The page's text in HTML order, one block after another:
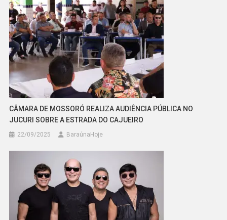
CÂMARA DE MOSSORÓ REALIZA AUDIÊNCIA PÚBLICA NO
JUCURI SOBRE A ESTRADA DO CAJUEIRO
22/09/2025 BaraúnaHoje